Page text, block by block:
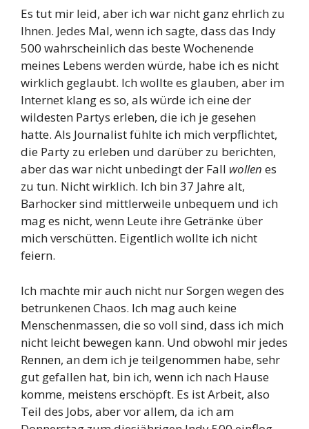
Es tut mir leid, aber ich war nicht ganz ehrlich zu
Ihnen. Jedes Mal, wenn ich sagte, dass das Indy
500 wahrscheinlich das beste Wochenende
meines Lebens werden würde, habe ich es nicht
wirklich geglaubt. Ich wollte es glauben, aber im
Internet klang es so, als würde ich eine der
wildesten Partys erleben, die ich je gesehen
hatte. Als Journalist fühlte ich mich verpflichtet,
die Party zu erleben und darüber zu berichten,
aber das war nicht unbedingt der Fall wollen es
zu tun. Nicht wirklich. Ich bin 37 Jahre alt,
Barhocker sind mittlerweile unbequem und ich
mag es nicht, wenn Leute ihre Getränke über
mich verschütten. Eigentlich wollte ich nicht
feiern.
Ich machte mir auch nicht nur Sorgen wegen des
betrunkenen Chaos. Ich mag auch keine
Menschenmassen, die so voll sind, dass ich mich
nicht leicht bewegen kann. Und obwohl mir jedes
Rennen, an dem ich je teilgenommen habe, sehr
gut gefallen hat, bin ich, wenn ich nach Hause
komme, meistens erschöpft. Es ist Arbeit, also
Teil des Jobs, aber vor allem, da ich am